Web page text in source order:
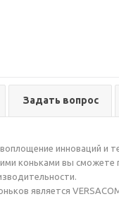
Задать вопрос
инноваций
коньками вы
является